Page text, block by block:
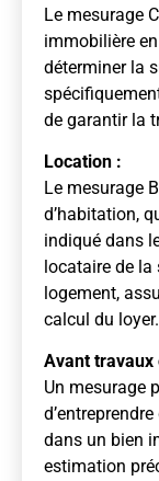
Le mesurage
immobilière
déterminer la
de garantir la
Location :
Le mesurage
d’habitation,
indiqué dans
locataire de la
logement,
calcul du loyer.
Avant travaux
Un mesurage
dans un bien
estimation